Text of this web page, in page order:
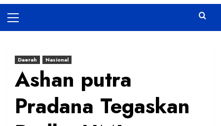
Menu
Daerah Nasional
Ashan putra
Pradana Tegaskan